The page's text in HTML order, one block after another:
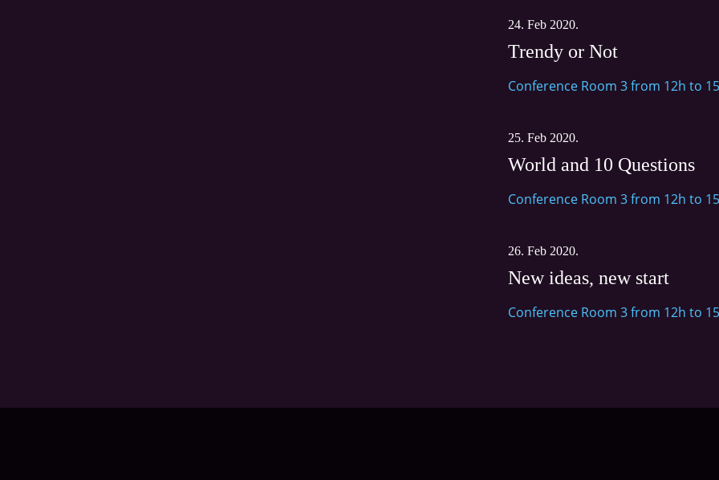
24. Feb 2020.
Trendy or Not
Conference Room 3 from 12h to
25. Feb 2020.
World and 10 Questions
Conference Room 3 from 12h to
26. Feb 2020.
New ideas, new start
Conference Room 3 from 12h to